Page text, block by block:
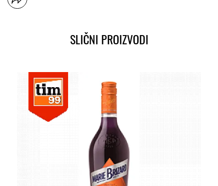
SLIČNI PROIZVODI